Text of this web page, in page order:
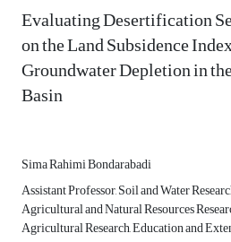
Evaluating Desertification
on the Land Subsidence
Groundwater Depletion in
Basin
Sima Rahimi Bondarabadi
Assistant Professor, Soil and Water
Agricultural and Natural Resources
Agricultural Research, Education and